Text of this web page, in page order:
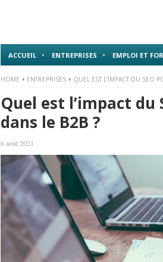
ACCUEIL ENTREPRISES EMPLOI ET
HOME ENTREPRISES QUEL EST L’IMPACT DU SEO
Quel est l’impact du
dans le B2B ?
6 août 2021